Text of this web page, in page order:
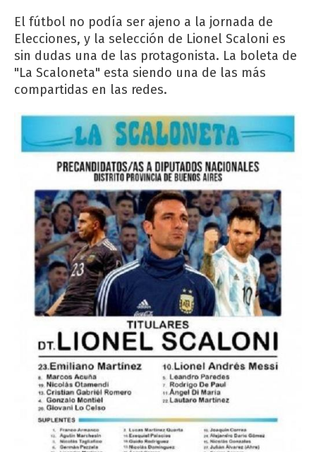
El fútbol no podía ser ajeno a la jornada de
Elecciones, y la selección de Lionel Scaloni es
sin dudas una de las protagonista. La boleta de
"La Scaloneta" esta siendo una de las más
compartidas en las redes.